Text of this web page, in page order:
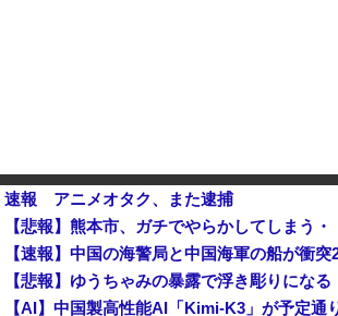
速報 アニメオタク、また逮捕
【悲報】熊本市、ガチでやらかしてしまう・